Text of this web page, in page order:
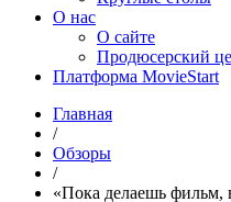
О нас
О сайте
Продюсерский
Платформа MovieStart
Главная
/
Обзоры
/
«Пока делаешь фильм,